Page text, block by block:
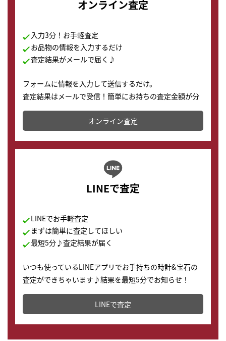
オンライン査定
入力3分！お手軽査定
お品物の情報を入力するだけ
査定結果がメールで届く♪
フォームに情報を入力して送信するだけ。
査定結果はメールで受信！簡単にお持ちの査定金額が分
かります。
オンライン査定
LINEで査定
LINEでお手軽査定
まずは簡単に査定してほしい
最短5分♪査定結果が届く
いつも使っているLINEアプリでお手持ちの時計&宝石の
査定ができちゃいます♪結果を最短5分でお知らせ！
どこからでもすぐに査定金額を知ることが出来ます。
LINEで査定